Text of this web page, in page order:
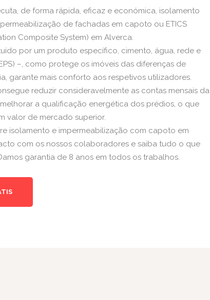
de forma rápida, eficaz e económica, isolamento
de fachadas em capoto ou ETICS
Composite System) em Alverca.
por um produto específico, cimento, água, rede e
–, como protege os imóveis das diferenças de
garante mais conforto aos respetivos utilizadores.
reduzir consideravelmente as contas mensais da
a qualificação energética dos prédios, o que
valor de mercado superior.
isolamento e impermeabilização com capoto em
com os nossos colaboradores e saiba tudo o que
garantia de 8 anos em todos os trabalhos.